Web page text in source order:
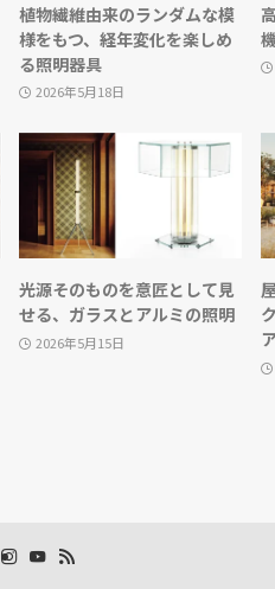
植物繊維由来のランダムな模
様をもつ、経年変化を楽しめ
る照明器具
2026年5月18日
光源そのものを意匠として見
せる、ガラスとアルミの照明
2026年5月15日